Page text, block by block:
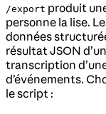
/export produit
personne la lise.
données
résultat JSON
transcription
d’événements.
le script :